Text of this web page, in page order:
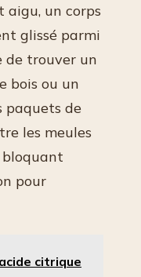
aigu, un corps
glissé parmi
de trouver un
bois ou un
paquets de
les meules
bloquant
pour
citrique